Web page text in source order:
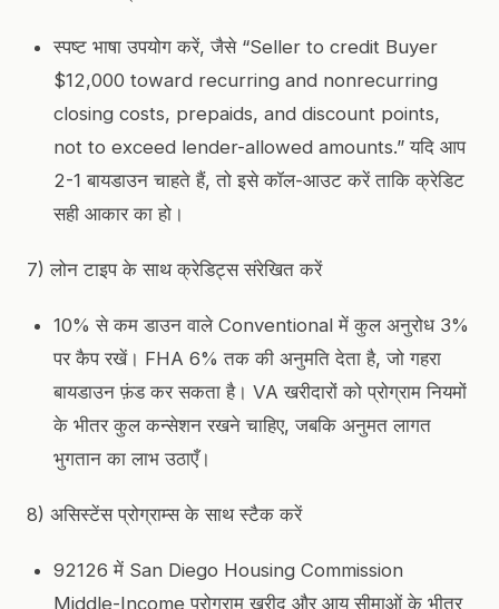
स्पष्ट भाषा उपयोग करें, जैसे “Seller to credit Buyer
$12,000 toward recurring and nonrecurring
closing costs, prepaids, and discount points,
not to exceed lender-allowed amounts.” यदि आप
2-1 बायडाउन चाहते हैं, तो इसे कॉल-आउट करें ताकि क्रेडिट
सही आकार का हो।
7) लोन टाइप के साथ क्रेडिट्स संरेखित करें
10% से कम डाउन वाले Conventional में कुल अनुरोध 3%
पर कैप रखें। FHA 6% तक की अनुमति देता है, जो गहरा
बायडाउन फ़ंड कर सकता है। VA खरीदारों को प्रोग्राम नियमों
के भीतर कुल कन्सेशन रखने चाहिए, जबकि अनुमत लागत
भुगतान का लाभ उठाएँ।
8) असिस्टेंस प्रोग्राम्स के साथ स्टैक करें
92126 में San Diego Housing Commission
Middle-Income प्रोग्राम खरीद और आय सीमाओं के भीतर